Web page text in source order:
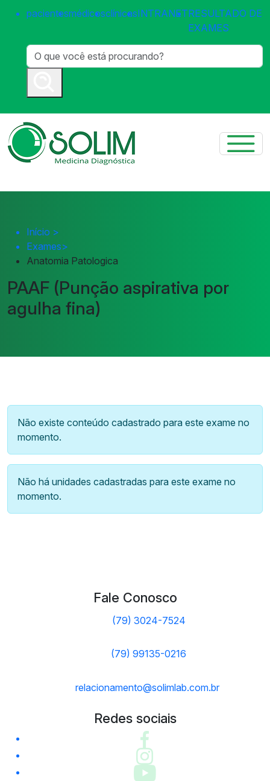
pacientesmédicosclínicasINTRANETRESULTADO DE
EXAMES
Início >
Exames>
Anatomia Patologica
PAAF (Punção aspirativa por
agulha fina)
Não existe conteúdo cadastrado para este exame no
momento.
Não há unidades cadastradas para este exame no
momento.
Fale Conosco
(79) 3024-7524
(79) 99135-0216
relacionamento@solimlab.com.br
Redes sociais